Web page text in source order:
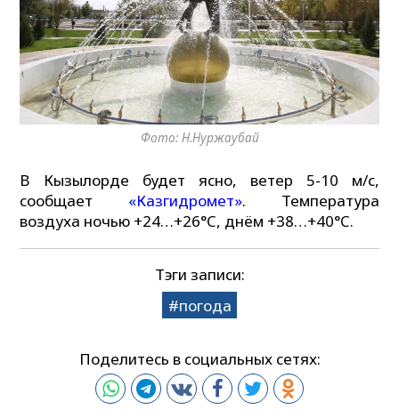
Фото: Н.Нуржаубай
В Кызылорде будет ясно, ветер 5-10 м/с,
сообщает «Казгидромет». Температура
воздуха ночью +24…+26°C, днём +38…+40°C.
Тэги записи:
погода
Поделитесь в социальных сетях: